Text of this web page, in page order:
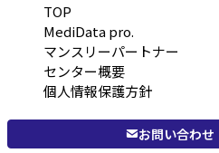
TOP
MediData pro.
マンスリーパートナー
センター概要
個人情報保護方針
お問い合わせ